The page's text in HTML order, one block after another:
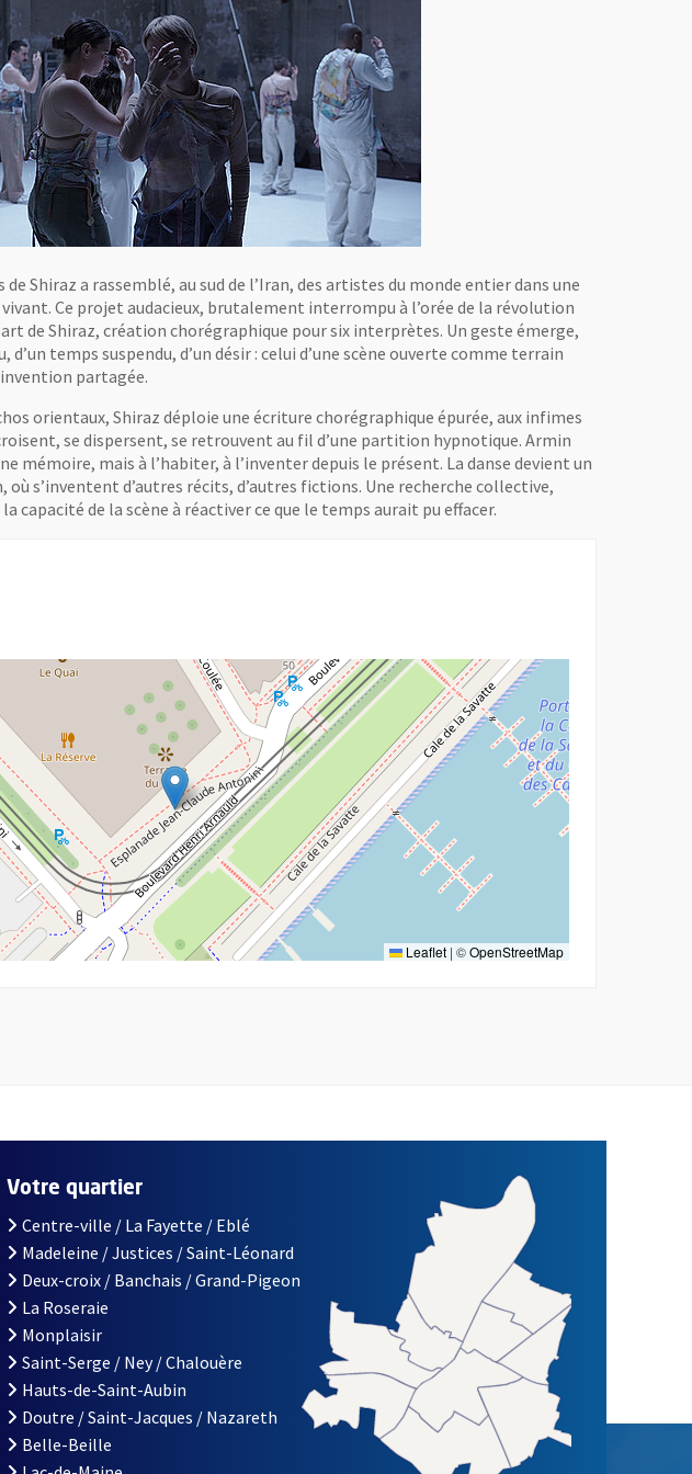
de Shiraz a rassemblé, au sud de l’Iran, des artistes du monde entier dans une
Ce projet audacieux, brutalement interrompu à l’orée de la révolution
de Shiraz, création chorégraphique pour six interprètes. Un geste émerge,
d’un temps suspendu, d’un désir : celui d’une scène ouverte comme terrain
partagée.
orientaux, Shiraz déploie une écriture chorégraphique épurée, aux infimes
se dispersent, se retrouvent au fil d’une partition hypnotique. Armin
mémoire, mais à l’habiter, à l’inventer depuis le présent. La danse devient un
où s’inventent d’autres récits, d’autres fictions. Une recherche collective,
capacité de la scène à réactiver ce que le temps aurait pu effacer.
Moteur
Leaflet | ©OpenStreetMap
D'INSCRIPTION À LA LETTRE D'INFORMATION DE LA VILLE D'ANGERS
Votre quartier
Centre-ville / La Fayette / Eblé
Madeleine / Justices / Saint-Léonard
Deux-croix / Banchais / Grand-Pigeon
La Roseraie
Monplaisir
Saint-Serge / Ney / Chalouère
Hauts-de-Saint-Aubin
Doutre / Saint-Jacques / Nazareth
Belle-Beille